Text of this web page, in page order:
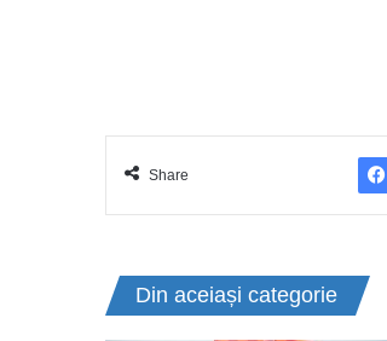
Share
Din aceiași categorie